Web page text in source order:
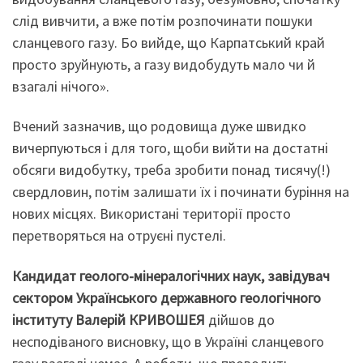
слід вивчити, а вже потім розпочинати пошуки
сланцевого газу. Бо вийде, що Карпатський край
просто зруйнують, а газу видобудуть мало чи й
взагалі нічого».
Вчений зазначив, що родовища дуже швидко
вичерпуються і для того, щоби вийти на достатні
обсяги видобутку, треба зробити понад тисячу(!)
свердловин, потім залишати їх і починати буріння на
нових місцях. Використані території просто
перетворяться на отруєні пустелі.
Кандидат геолого-мінералогічних наук, завідувач
сектором Українського державного геологічного
інституту Валерій КРИВОШЕЯ дійшов до
несподіваного висновку, що в Україні сланцевого